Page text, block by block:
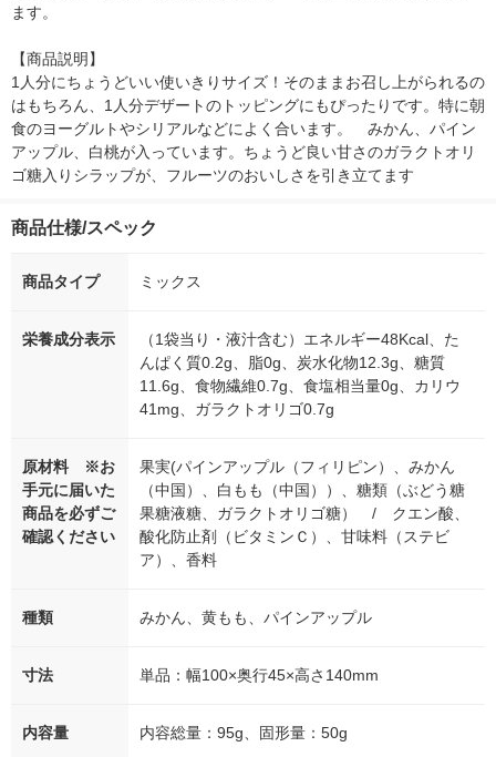
ます。
【商品説明】
1人分にちょうどいい使いきりサイズ！そのままお召し上がられるの
はもちろん、1人分デザートのトッピングにもぴったりです。特に朝
食のヨーグルトやシリアルなどによく合います。　みかん、パイン
アップル、白桃が入っています。ちょうど良い甘さのガラクトオリ
ゴ糖入りシラップが、フルーツのおいしさを引き立てます
商品仕様/スペック
商品タイプ ミックス
栄養成分表示
（1袋当り・液汁含む）エネルギー48Kcal、た
んぱく質0.2g、脂0g、炭水化物12.3g、糖質
11.6g、食物繊維0.7g、食塩相当量0g、カリウ
41mg、ガラクトオリゴ0.7g
原材料 ※お
手元に届いた
商品を必ずご
確認ください
果実(パインアップル（フィリピン）、みかん
（中国）、白もも（中国））、糖類（ぶどう糖
果糖液糖、ガラクトオリゴ糖） / クエン酸、
酸化防止剤（ビタミンＣ）、甘味料（ステビ
ア）、香料
種類 みかん、黄もも、パインアップル
寸法 単品：幅100×奥行45×高さ140mm
内容量 内容総量：95g、固形量：50g